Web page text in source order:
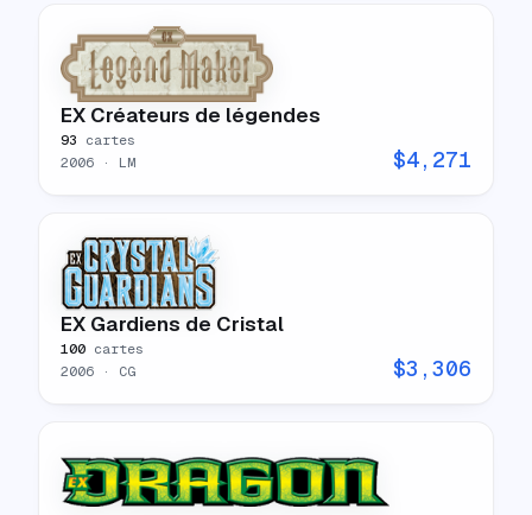
EX Créateurs de légendes
93 cartes
2006 · LM $4,271
EX Gardiens de Cristal
100 cartes
2006 · CG $3,306